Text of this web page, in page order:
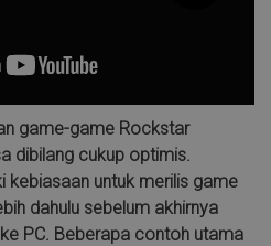
game-game Rockstar
dibilang cukup optimis.
untuk merilis game
dahulu sebelum akhirnya
PC. Beberapa contoh utama